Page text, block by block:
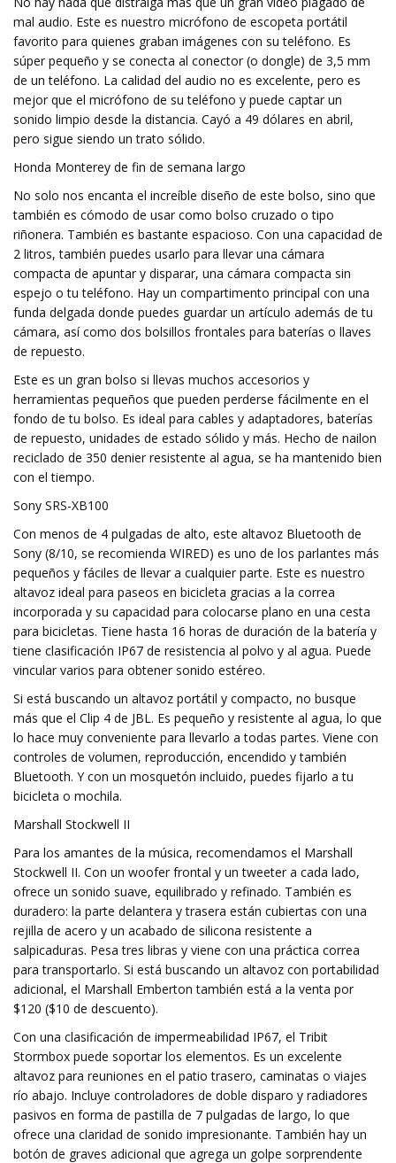
mal audio. Este es nuestro micrófono de escopeta portátil
favorito para quienes graban imágenes con su teléfono. Es
súper pequeño y se conecta al conector (o dongle) de 3,5 mm
de un teléfono. La calidad del audio no es excelente, pero es
mejor que el micrófono de su teléfono y puede captar un
sonido limpio desde la distancia. Cayó a 49 dólares en abril,
pero sigue siendo un trato sólido.
Honda Monterey de fin de semana largo
No solo nos encanta el increíble diseño de este bolso, sino que
también es cómodo de usar como bolso cruzado o tipo
riñonera. También es bastante espacioso. Con una capacidad de
2 litros, también puedes usarlo para llevar una cámara
compacta de apuntar y disparar, una cámara compacta sin
espejo o tu teléfono. Hay un compartimento principal con una
funda delgada donde puedes guardar un artículo además de tu
cámara, así como dos bolsillos frontales para baterías o llaves
de repuesto.
Este es un gran bolso si llevas muchos accesorios y
herramientas pequeños que pueden perderse fácilmente en el
fondo de tu bolso. Es ideal para cables y adaptadores, baterías
de repuesto, unidades de estado sólido y más. Hecho de nailon
reciclado de 350 denier resistente al agua, se ha mantenido bien
con el tiempo.
Sony SRS-XB100
Con menos de 4 pulgadas de alto, este altavoz Bluetooth de
Sony (8/10, se recomienda WIRED) es uno de los parlantes más
pequeños y fáciles de llevar a cualquier parte. Este es nuestro
altavoz ideal para paseos en bicicleta gracias a la correa
incorporada y su capacidad para colocarse plano en una cesta
para bicicletas. Tiene hasta 16 horas de duración de la batería y
tiene clasificación IP67 de resistencia al polvo y al agua. Puede
vincular varios para obtener sonido estéreo.
Si está buscando un altavoz portátil y compacto, no busque
más que el Clip 4 de JBL. Es pequeño y resistente al agua, lo que
lo hace muy conveniente para llevarlo a todas partes. Viene con
controles de volumen, reproducción, encendido y también
Bluetooth. Y con un mosquetón incluido, puedes fijarlo a tu
bicicleta o mochila.
Marshall Stockwell II
Para los amantes de la música, recomendamos el Marshall
Stockwell II. Con un woofer frontal y un tweeter a cada lado,
ofrece un sonido suave, equilibrado y refinado. También es
duradero: la parte delantera y trasera están cubiertas con una
rejilla de acero y un acabado de silicona resistente a
salpicaduras. Pesa tres libras y viene con una práctica correa
para transportarlo. Si está buscando un altavoz con portabilidad
adicional, el Marshall Emberton también está a la venta por
$120 ($10 de descuento).
Con una clasificación de impermeabilidad IP67, el Tribit
Stormbox puede soportar los elementos. Es un excelente
altavoz para reuniones en el patio trasero, caminatas o viajes
río abajo. Incluye controladores de doble disparo y radiadores
pasivos en forma de pastilla de 7 pulgadas de largo, lo que
ofrece una claridad de sonido impresionante. También hay un
botón de graves adicional que agrega un golpe sorprendente